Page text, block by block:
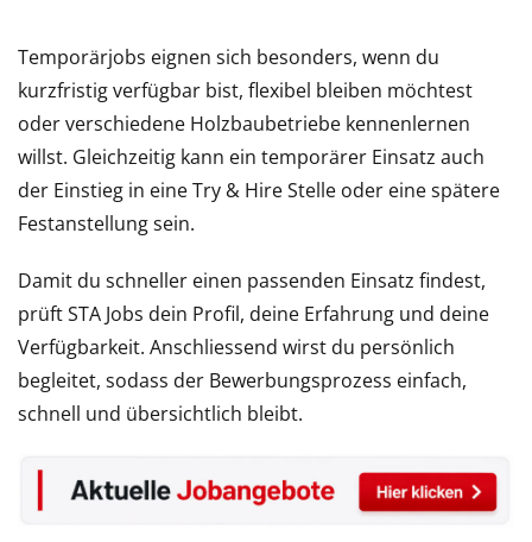
Temporärjobs eignen sich besonders, wenn du
kurzfristig verfügbar bist, flexibel bleiben möchtest
oder verschiedene Holzbaubetriebe kennenlernen
willst. Gleichzeitig kann ein temporärer Einsatz auch
der Einstieg in eine Try & Hire Stelle oder eine spätere
Festanstellung sein.
Damit du schneller einen passenden Einsatz findest,
prüft STA Jobs dein Profil, deine Erfahrung und deine
Verfügbarkeit. Anschliessend wirst du persönlich
begleitet, sodass der Bewerbungsprozess einfach,
schnell und übersichtlich bleibt.